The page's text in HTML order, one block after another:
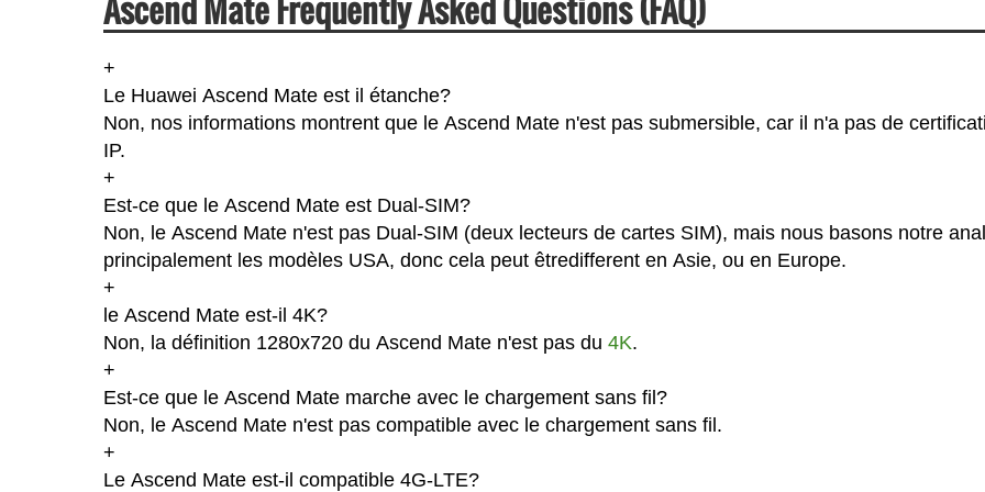
+
Le Huawei Ascend Mate est il étanche?
Non, nos informations montrent que le Ascend Mate n'est pas submersible, car il n'a pas de
IP.
+
Est-ce que le Ascend Mate est Dual-SIM?
Non, le Ascend Mate n'est pas Dual-SIM (deux lecteurs de cartes SIM), mais nous basons notre
principalement les modèles USA, donc cela peut êtredifferent en Asie, ou en Europe.
+
le Ascend Mate est-il 4K?
Non, la définition 1280x720 du Ascend Mate n'est pas du 4K.
+
Est-ce que le Ascend Mate marche avec le chargement sans fil?
Non, le Ascend Mate n'est pas compatible avec le chargement sans fil.
+
Le Ascend Mate est-il compatible 4G-LTE?